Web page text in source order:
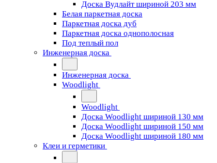
Доска Вудлайт шириной 203 мм
Белая паркетная доска
Паркетная доска дуб
Паркетная доска однополосная
Под теплый пол
Инженерная доска
Инженерная доска
Woodlight
Woodlight
Доска Woodlight шириной 130 мм
Доска Woodlight шириной 150 мм
Доска Woodlight шириной 180 мм
Клеи и герметики